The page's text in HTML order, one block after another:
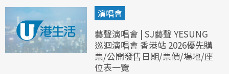
演唱會
藝聲演唱會 | SJ藝聲 YESUNG
巡迴演唱會 香港站 2026優先購
票/公開發售日期/票價/場地/座
位表一覽